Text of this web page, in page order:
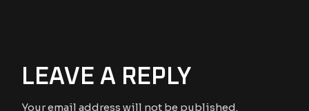
LEAVE A REPLY
Your email address will not be published.